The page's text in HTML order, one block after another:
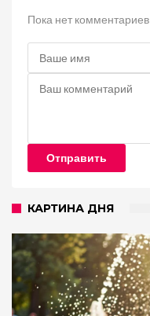
Пока нет комментариев
Отправить
КАРТИНА ДНЯ